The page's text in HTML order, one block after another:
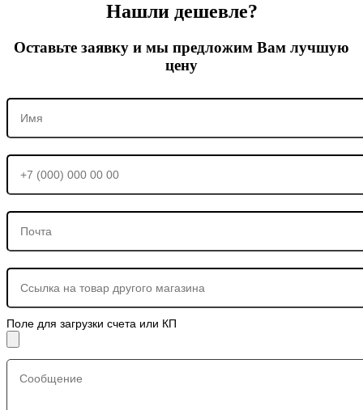
Нашли дешевле?
Оставьте заявку и мы предложим Вам лучшую
цену
Поле для загрузки счета или КП